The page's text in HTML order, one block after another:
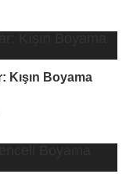
Kışın Boyama